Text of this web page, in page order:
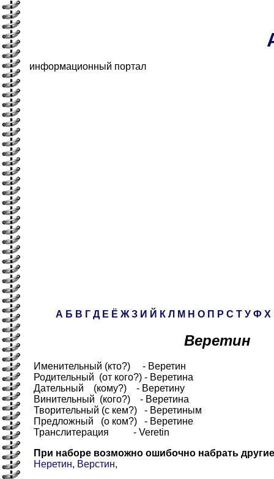
информационный портал
А Б В Г Д Е Ё Ж З И Й К Л М Н О П Р С Т У Ф Х
Веретин
Именительный (кто?) - Веретин
Родительный (от кого?) - Веретина
Дательный (кому?) - Веретину
Винительный (кого?) - Веретина
Творительный (с кем?) - Веретиным
Предложный (о ком?) - Веретине
Транслитерация - Veretin
При наборе возможно ошибочно набрать
Неретин, Верстин,